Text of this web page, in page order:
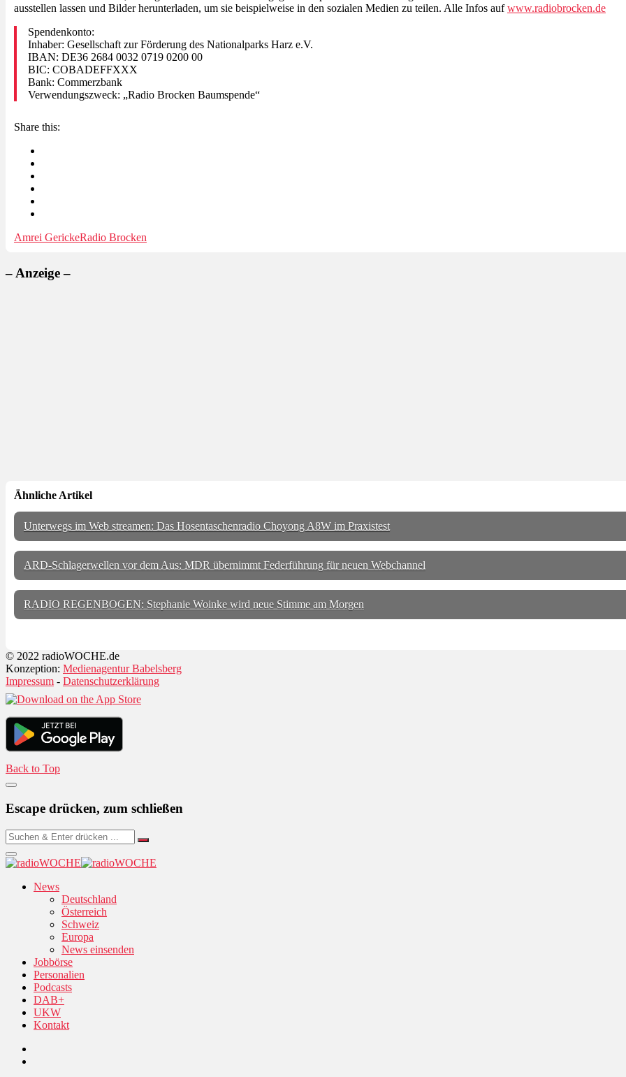
ausstellen lassen und Bilder herunterladen, um sie beispielweise in den sozialen Medien zu teilen. Alle Infos aufwww.radiobrocken.de
Spendenkonto:
Inhaber: Gesellschaft zur Förderung des Nationalparks Harz e.V.
IBAN: DE36 2684 0032 0719 0200 00
BIC: COBADEFFXXX
Bank: Commerzbank
Verwendungszweck: „Radio Brocken Baumspende“
Share this:
Amrei GerickeRadio Brocken
– Anzeige –
Ähnliche Artikel
Unterwegs im Web streamen: Das Hosentaschenradio Choyong A8W im Praxistest
ARD-Schlagerwellen vor dem Aus: MDR übernimmt Federführung für neuen Webchannel
RADIO REGENBOGEN: Stephanie Woinke wird neue Stimme am Morgen
© 2022 radioWOCHE.de
Konzeption: Medienagentur Babelsberg
Impressum - Datenschutzerklärung
Back to Top
Escape drücken, zum schließen
News
Deutschland
Österreich
Schweiz
Europa
News einsenden
Jobbörse
Personalien
Podcasts
DAB+
UKW
Kontakt